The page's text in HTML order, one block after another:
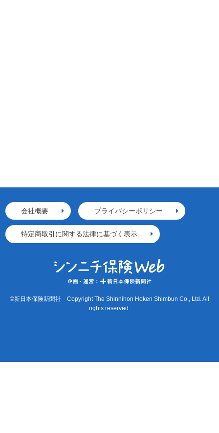
会社概要 プライバシーポリシー
特定商取引に関する法律に基づく表示
©新日本保険新聞社 Copyright The Shinnihon Hoken Shimbun Co., Ltd. All
rights reserved.